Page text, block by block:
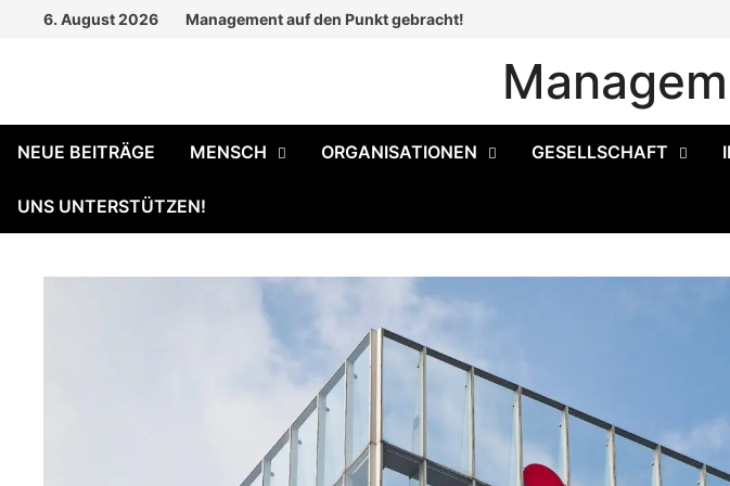
6. August 2026 Management auf den Punkt gebracht!
NEUE BEITRÄGE MENSCH ORGANISATIONEN GESELLSCHAFT
UNS UNTERSTÜTZEN!